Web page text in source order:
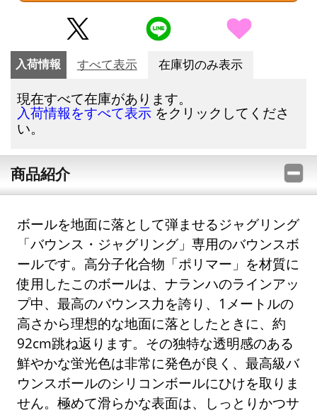
入荷情報 すべて表示 在庫切のみ表示
現在すべて在庫があります。
入荷情報をすべて表示 をクリックしてくださ
い。
商品紹介
ボールを地面に落として弾ませるジャグリング
「バウンス・ジャグリング」専用のバウンスボ
ールです。高分子化合物「ポリマー」を材質に
使用したこのボールは、ナランハのラインアッ
プ中、最高のバウンス力を誇り、1メートルの
高さから理想的な地面に落としたときに、約
92cm跳ね返ります。その独特な透明感のある
鮮やかな蛍光色は非常に発色が良く、最高級バ
ウンスボールのシリコンボールにひけを取りま
せん。極めて滑らかな表面は、しっとりかつサ